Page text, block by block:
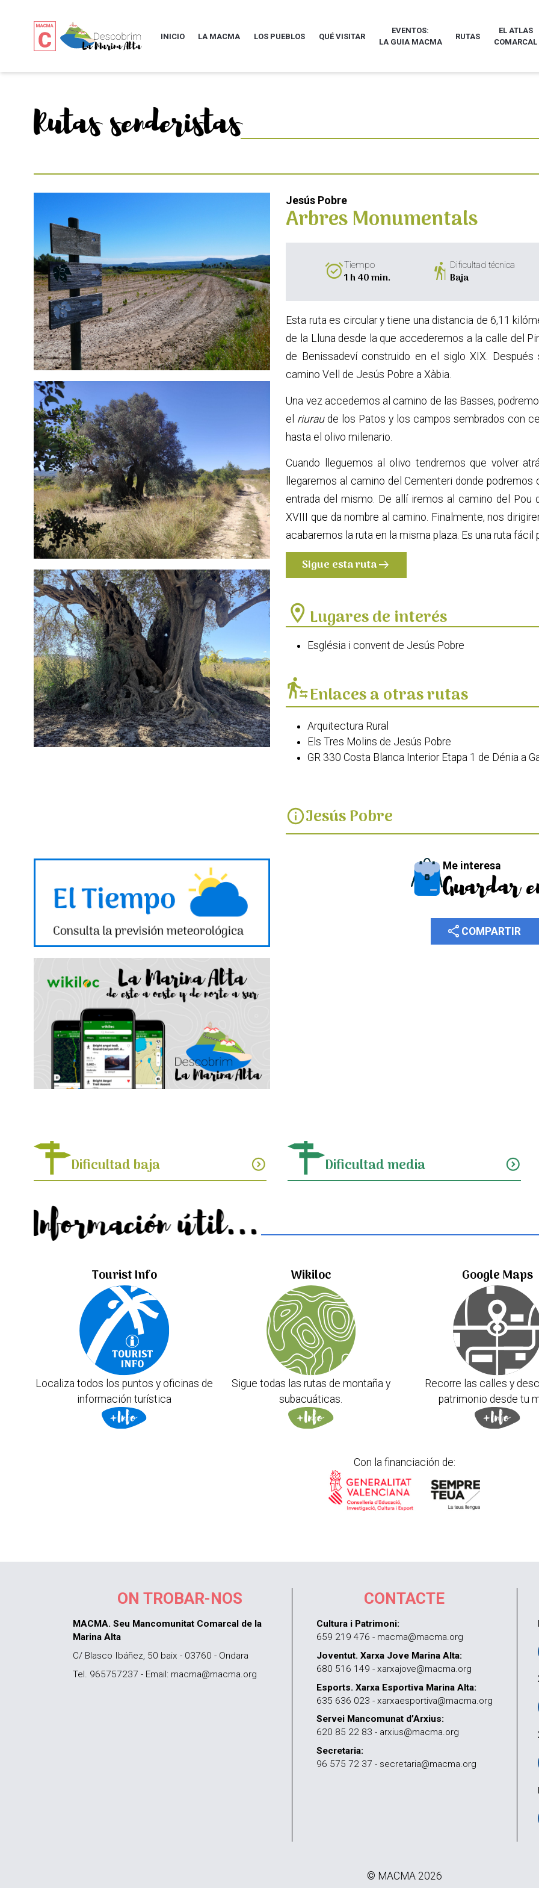
INICIO LA MACMA LOS PUEBLOS QUÉ VISITAR
EVENTOS:
LA GUIA MACMA
RUTAS
EL ATLAS
COMARCAL
Rutas senderistas
Jesús Pobre
Arbres Monumentals
alarm_onTiempo
1 h 40 min. hikingDificultad técnica
Baja
Esta ruta es circular y tiene una distancia de 6,11
de la Lluna desde la que accederemos a la calle del
de Benissadeví construido en el siglo XIX.
camino Vell de Jesús Pobre a Xàbia.
Una vez accedemos al camino de las Basses,
el riurau de los Patos y los campos sembrados con
hasta el olivo milenario.
Cuando lleguemos al olivo tendremos que volver
llegaremos al camino del Cementeri donde
entrada del mismo. De allí iremos al camino del
XVIII que da nombre al camino. Finalmente, nos
acabaremos la ruta en la misma plaza. Es una ruta fácil
Sigue esta rutaarrow_right_alt
location_on Lugares de interés
Església i convent de Jesús Pobre
transfer_within_a_stationEnlaces a otras rutas
Arquitectura Rural
Els Tres Molins de Jesús Pobre
GR 330 Costa Blanca Interior Etapa 1 de Dénia a
infoJesús Pobre
Me interesa
Guardar
share COMPARTIR
Dificultad baja expand_circle_down Dificultad media expand_circle_down
Información útil...
Tourist Info
Localiza todos los puntos y oficinas de
información turística
Wikiloc
Sigue todas las rutas de montaña y
subacuáticas.
Google Maps
Recorre las calles y
patrimonio desde tu
Con la financiación de:
ON TROBAR-NOS
MACMA. Seu Mancomunitat Comarcal de la
Marina Alta
C/ Blasco Ibáñez, 50 baix - 03760 - Ondara
Tel. 965757237 - Email: macma@macma.org
CONTACTE
Cultura i Patrimoni:
659 219 476 - macma@macma.org
Joventut. Xarxa Jove Marina Alta:
680 516 149 - xarxajove@macma.org
Esports. Xarxa Esportiva Marina Alta:
635 636 023 - xarxaesportiva@macma.org
Servei Mancomunat d’Arxius:
620 85 22 83 - arxius@macma.org
Secretaria:
96 575 72 37 - secretaria@macma.org
© MACMA 2026